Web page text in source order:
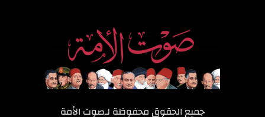
جميع الحقوق محفوظة لـصوت الأمة